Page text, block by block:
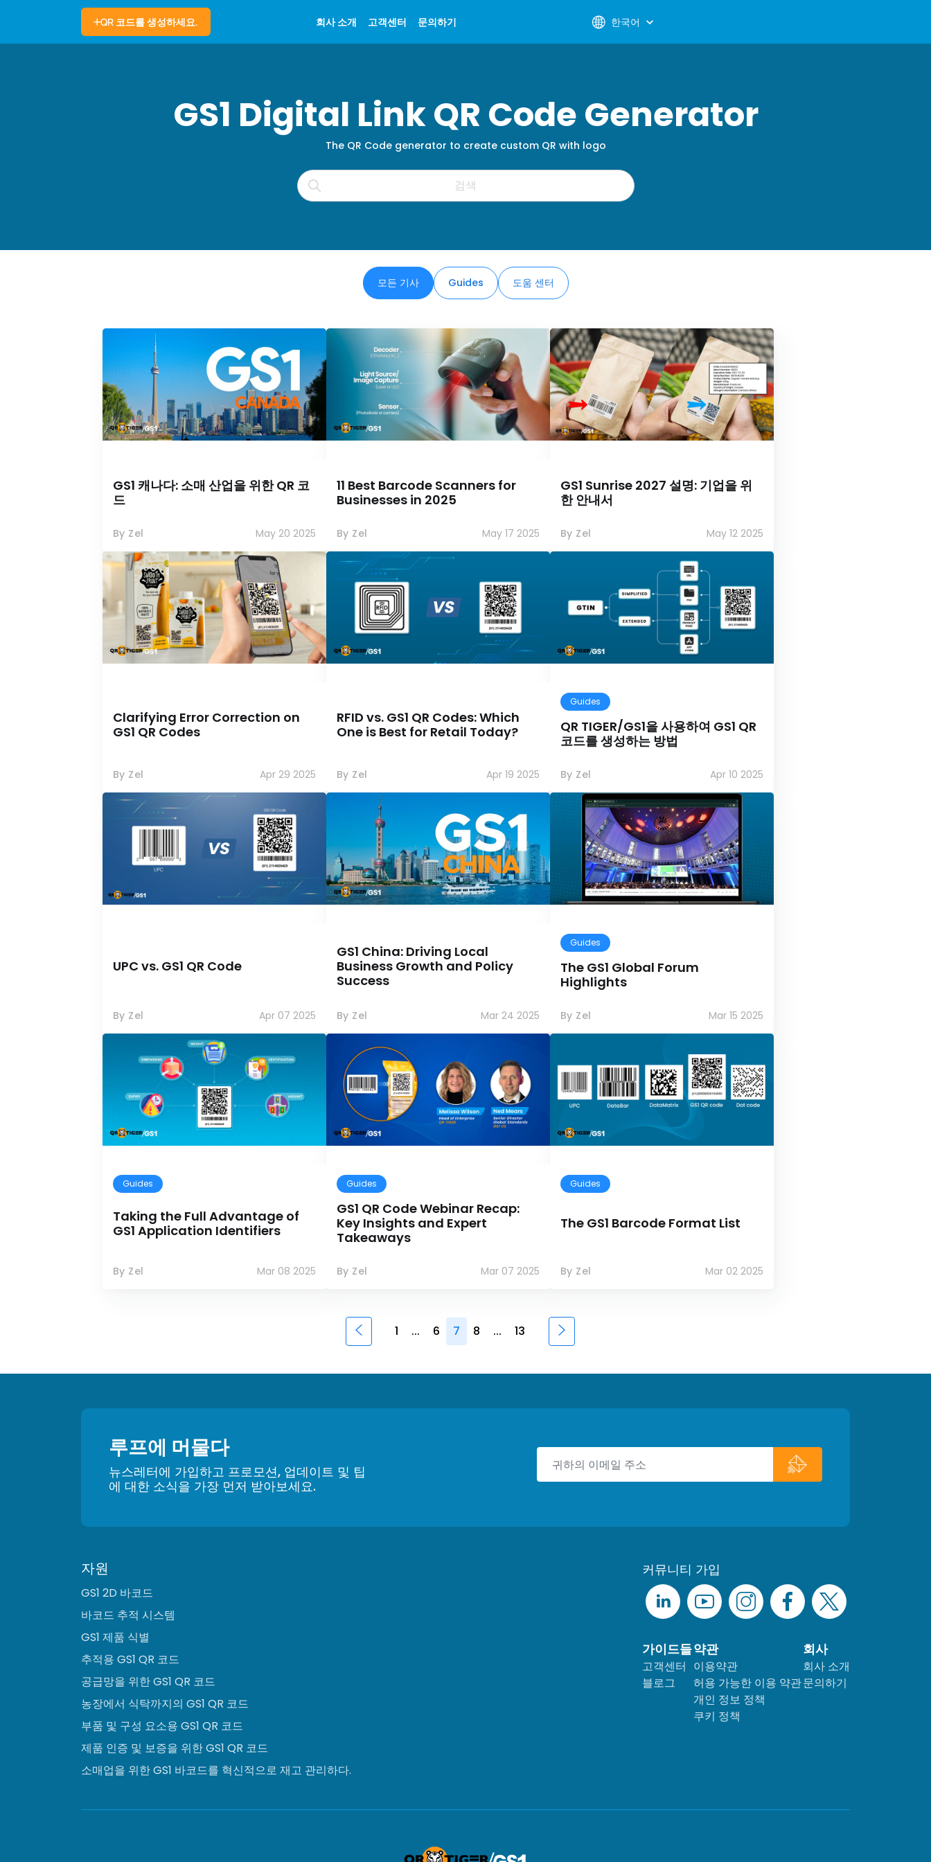
QR 코드를 생성하세요. 회사 소개 고객센터 문의하기 한국어
GS1 Digital Link QR Code Generator
The QR Code generator to create custom QR with logo
모든 기사 Guides 도움 센터
GS1 캐나다: 소매 산업을 위한 QR 코
드
By Zel May 20 2025
11 Best Barcode Scanners for
Businesses in 2025
By Zel May 17 2025
GS1 Sunrise 2027 설명: 기업을 위
한 안내서
By Zel May 12 2025
Clarifying Error Correction on
GS1 QR Codes
By Zel Apr 29 2025
RFID vs. GS1 QR Codes: Which
One is Best for Retail Today?
By Zel Apr 19 2025
Guides
QR TIGER/GS1을 사용하여 GS1 QR
코드를 생성하는 방법
By Zel Apr 10 2025
UPC vs. GS1 QR Code
By Zel Apr 07 2025
GS1 China: Driving Local
Business Growth and Policy
Success
By Zel Mar 24 2025
Guides
The GS1 Global Forum
Highlights
By Zel Mar 15 2025
Guides
Taking the Full Advantage of
GS1 Application Identifiers
By Zel Mar 08 2025
Guides
GS1 QR Code Webinar Recap:
Key Insights and Expert
Takeaways
By Zel Mar 07 2025
Guides
The GS1 Barcode Format List
By Zel Mar 02 2025
1 ... 6 7 8 ... 13
루프에 머물다
뉴스레터에 가입하고 프로모션, 업데이트 및 팁
에 대한 소식을 가장 먼저 받아보세요.
자원
GS1 2D 바코드
바코드 추적 시스템
GS1 제품 식별
추적용 GS1 QR 코드
공급망을 위한 GS1 QR 코드
농장에서 식탁까지의 GS1 QR 코드
부품 및 구성 요소용 GS1 QR 코드
제품 인증 및 보증을 위한 GS1 QR 코드
소매업을 위한 GS1 바코드를 혁신적으로 재고 관리하다.
커뮤니티 가입
가이드들
고객센터
블로그
약관
이용약관
허용 가능한 이용 약관
개인 정보 정책
쿠키 정책
회사
회사 소개
문의하기